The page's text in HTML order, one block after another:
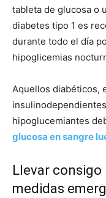
tableta de glucosa o
diabetes tipo 1 es
durante todo el día
hipoglicemias
Aquellos diabéticos,
hipoglucemiantes
glucosa en sangre
Llevar consigo
medidas